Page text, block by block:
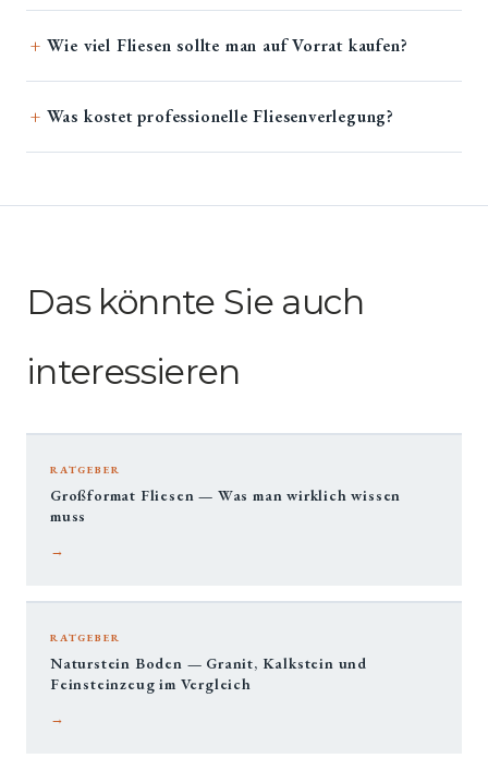
Wie viel Fliesen sollte man auf Vorrat kaufen?
Was kostet professionelle Fliesenverlegung?
Das könnte Sie auch
interessieren
RATGEBER
Großformat Fliesen — Was man wirklich wissen
muss
→
RATGEBER
Naturstein Boden — Granit, Kalkstein und
Feinsteinzeug im Vergleich
→